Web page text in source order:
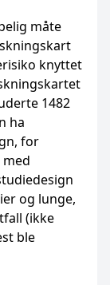
måte
knyttet
1482
ha
for
og lunge,
(ikke
ble